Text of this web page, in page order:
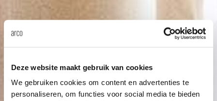
Deze website maakt gebruik van cookies
We gebruiken cookies om content en advertenties te
personaliseren, om functies voor social media te bieden